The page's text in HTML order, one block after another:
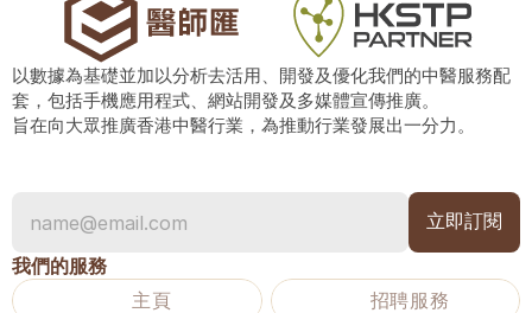
以數據為基礎並加以分析去活用、開發及優化我們的中醫服務配
套，包括手機應用程式、網站開發及多媒體宣傳推廣。
旨在向大眾推廣香港中醫行業，為推動行業發展出一分力。
我們的服務
主頁
招聘服務